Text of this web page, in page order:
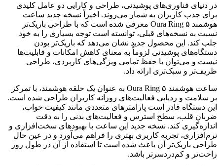
در دنیای فناوری‌های پوشیدنی، طراحی و کارایی دو عامل کلیدی
برای جذب کاربران به شمار می‌روند. اخیراً نسخه جدید ساعت
هوشمند Oura Ring ۵ معرفی شده است که با طراحی باریک‌تر
نسبت به نسخه‌های قبلی، توانسته است توجه بسیاری را به خود
جلب کند. این محصول جدید نشان می‌دهد که باریک‌تر بودن
دستگاه‌های پوشیدنی لزوماً به معنای کاهش امکانات و قابلیت‌ها
نیست و می‌توان با حفظ تمامی ویژگی‌های کاربردی، طراحی
ظریف‌تر و سبک‌تری ارائه داد.
ساعت هوشمند Oura Ring ۵ به عنوان یک حلقه هوشمند، با تمرکز
بر سلامت و ردیابی فعالیت‌های روزانه کاربران طراحی شده است.
این دستگاه قادر است پارامترهای متعددی مانند کیفیت خواب،
ضربان قلب، سطح استرس و فعالیت‌های بدنی را به دقت
اندازه‌گیری کند. نسخه جدید این ساعت با بهبودهای سخت‌افزاری و
نرم‌افزاری، تجربه کاربری بهتری را فراهم می‌آورد و در عین حال
طراحی باریک‌تر آن باعث شده است تا استفاده از آن در طول روز
راحت‌تر و کم‌دردسرتر باشد.